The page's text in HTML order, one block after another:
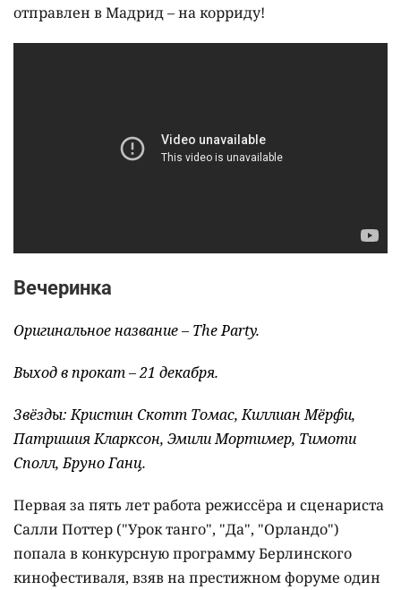
отправлен в Мадрид – на корриду!
Вечеринка
Оригинальное название – The Party.
Выход в прокат – 21 декабря.
Звёзды: Кристин Скотт Томас, Киллиан Мёрфи,
Патришия Кларксон, Эмили Мортимер, Тимоти
Сполл, Бруно Ганц.
Первая за пять лет работа режиссёра и сценариста
Салли Поттер ("Урок танго", "Да", "Орландо")
попала в конкурсную программу Берлинского
кинофестиваля, взяв на престижном форуме один